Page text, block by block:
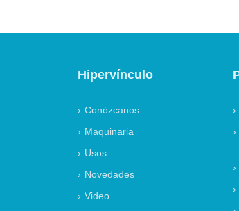
Conózcanos
Maquinaria
Usos
Novedades
Video